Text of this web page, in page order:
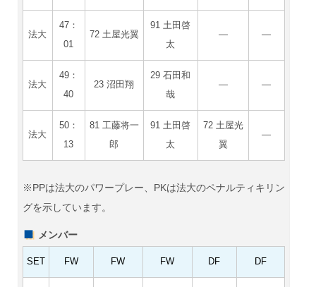
法大
47：
01
72 土屋光翼
91 土田啓
太
― ―
法大
49：
40
23 沼田翔
29 石田和
哉
― ―
法大
50：
13
81 工藤将一
郎
91 土田啓
太
72 土屋光
翼
―
※PPは法大のパワープレー、PKは法大のペナルティキリン
グを示しています。
メンバー
SET FW FW FW DF DF